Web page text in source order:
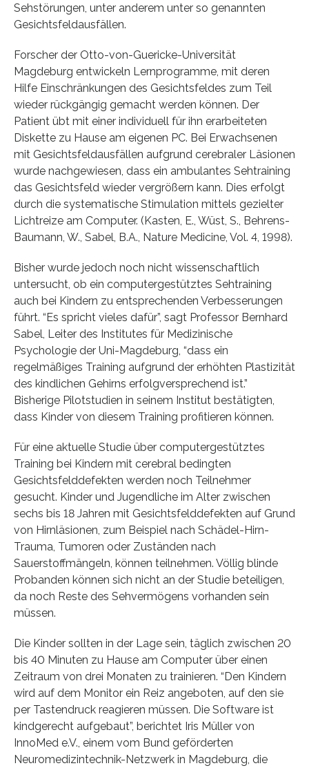
Sehstörungen, unter anderem unter so genannten
Gesichtsfeldausfällen.
Forscher der Otto-von-Guericke-Universität
Magdeburg entwickeln Lernprogramme, mit deren
Hilfe Einschränkungen des Gesichtsfeldes zum Teil
wieder rückgängig gemacht werden können. Der
Patient übt mit einer individuell für ihn erarbeiteten
Diskette zu Hause am eigenen PC. Bei Erwachsenen
mit Gesichtsfeldausfällen aufgrund cerebraler Läsionen
wurde nachgewiesen, dass ein ambulantes Sehtraining
das Gesichtsfeld wieder vergrößern kann. Dies erfolgt
durch die systematische Stimulation mittels gezielter
Lichtreize am Computer. (Kasten, E., Wüst, S., Behrens-
Baumann, W., Sabel, B.A., Nature Medicine, Vol. 4, 1998).
Bisher wurde jedoch noch nicht wissenschaftlich
untersucht, ob ein computergestütztes Sehtraining
auch bei Kindern zu entsprechenden Verbesserungen
führt. “Es spricht vieles dafür”, sagt Professor Bernhard
Sabel, Leiter des Institutes für Medizinische
Psychologie der Uni-Magdeburg, “dass ein
regelmäßiges Training aufgrund der erhöhten Plastizität
des kindlichen Gehirns erfolgversprechend ist.”
Bisherige Pilotstudien in seinem Institut bestätigten,
dass Kinder von diesem Training profitieren können.
Für eine aktuelle Studie über computergestütztes
Training bei Kindern mit cerebral bedingten
Gesichtsfelddefekten werden noch Teilnehmer
gesucht. Kinder und Jugendliche im Alter zwischen
sechs bis 18 Jahren mit Gesichtsfelddefekten auf Grund
von Hirnläsionen, zum Beispiel nach Schädel-Hirn-
Trauma, Tumoren oder Zuständen nach
Sauerstoffmängeln, können teilnehmen. Völlig blinde
Probanden können sich nicht an der Studie beteiligen,
da noch Reste des Sehvermögens vorhanden sein
müssen.
Die Kinder sollten in der Lage sein, täglich zwischen 20
bis 40 Minuten zu Hause am Computer über einen
Zeitraum von drei Monaten zu trainieren. “Den Kindern
wird auf dem Monitor ein Reiz angeboten, auf den sie
per Tastendruck reagieren müssen. Die Software ist
kindgerecht aufgebaut”, berichtet Iris Müller von
InnoMed e.V., einem vom Bund geförderten
Neuromedizintechnik-Netzwerk in Magdeburg, die